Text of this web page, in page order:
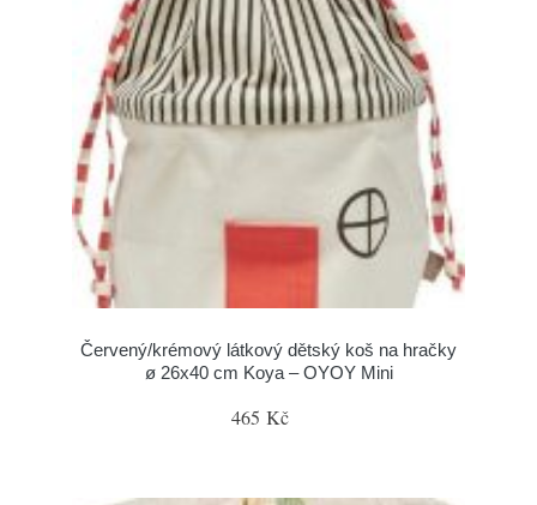
Červený/krémový látkový dětský koš na hračky
ø 26x40 cm Koya – OYOY Mini
465 Kč